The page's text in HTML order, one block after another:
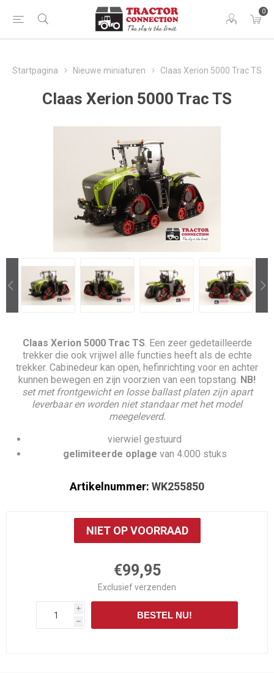
0
Startpagina Nieuwe miniaturen Claas Xerion 5000 Trac TS
Claas Xerion 5000 Trac TS
Claas Xerion 5000 Trac TS. Een zeer gedetailleerde
trekker die ook vrijwel alle functies heeft als de echte
trekker. Cabinedeur kan open, hefinrichting voor en achter
kunnen bewegen en zijn voorzien van een topstang. NB!
set met frontgewicht en losse ballast platen zijn apart
leverbaar en worden niet standaar met het model
meegeleverd.
vierwiel gestuurd
gelimiteerde oplage van 4.000 stuks
Artikelnummer: WK255850
NIET OP VOORRAAD
€99,95
Exclusiefverzenden
i
h
BESTEL NU!